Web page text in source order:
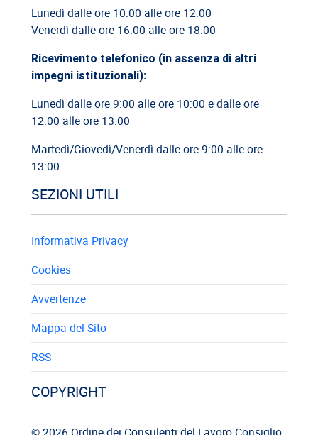
26/05/2026
Cassazione: rischi relativi alla informazione-formazione
Lunedì dalle ore 10:00 alle ore 12.00
Venerdì dalle ore 16:00 alle ore 18:00
Ricevimento telefonico (in assenza di altri
impegni istituzionali):
Lunedì dalle ore 9:00 alle ore 10:00 e dalle ore
12:00 alle ore 13:00
Martedì/Giovedì/Venerdì dalle ore 9:00 alle ore
13:00
SEZIONI UTILI
Informativa Privacy
Cookies
Avvertenze
Mappa del Sito
RSS
COPYRIGHT